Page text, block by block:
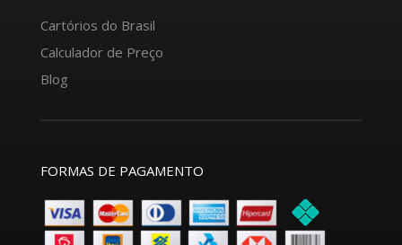
Cartórios do Brasil
Calculador de Preço
Blog
FORMAS DE PAGAMENTO